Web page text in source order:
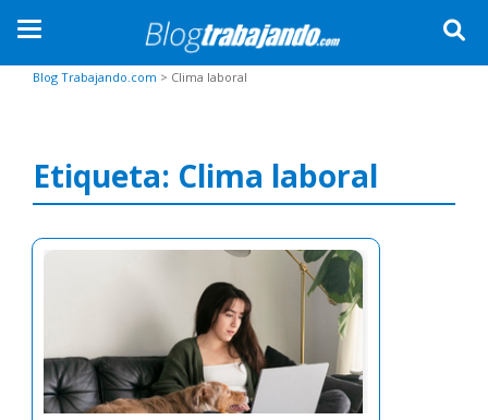
Skip to main content
TOGGLE NAVIGATION
Blog Trabajando.com > Clima laboral
Etiqueta: Clima laboral